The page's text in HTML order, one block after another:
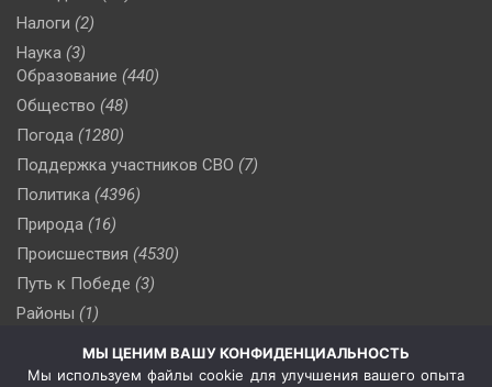
Налоги (2)
Наука (3)
Образование (440)
Общество (48)
Погода (1280)
Поддержка участников СВО (7)
Политика (4396)
Природа (16)
Происшествия (4530)
Путь к Победе (3)
Районы (1)
(510)
Сельское хозяйство (3)
МЫ ЦЕНИМ ВАШУ КОНФИДЕНЦИАЛЬНОСТЬ
Мы используем файлы cookie для улучшения вашего опыта